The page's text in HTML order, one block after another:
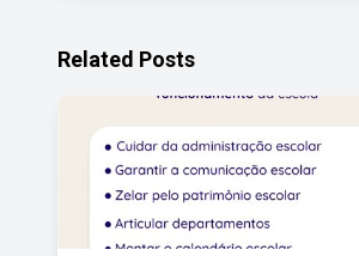
Related Posts